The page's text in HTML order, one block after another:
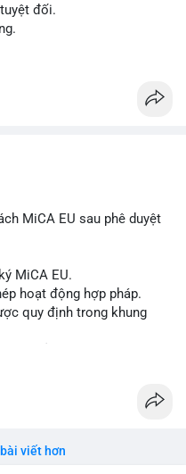
đối.
MiCA EU sau phê duyệt
MiCA EU.
hoạt động hợp pháp.
quy định trong khung
viết hơn